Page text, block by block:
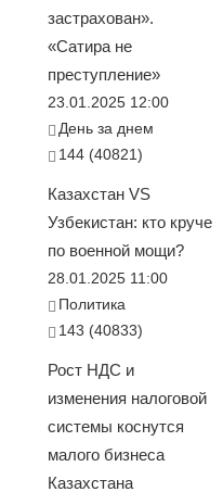
застрахован».
«Сатира не
преступление»
23.01.2025 12:00
День за днем
144 (40821)
Казахстан VS
Узбекистан: кто круче
по военной мощи?
28.01.2025 11:00
Политика
143 (40833)
Рост НДС и
изменения налоговой
системы коснутся
малого бизнеса
Казахстана